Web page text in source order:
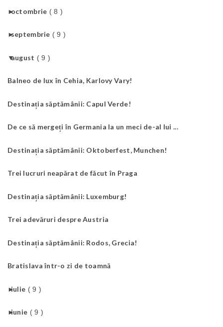
►
octombrie ( 8 )
►
septembrie ( 9 )
▼
august ( 9 )
Balneo de lux în Cehia, Karlovy Vary!
Destinația săptămânii: Capul Verde!
De ce să mergeți în Germania la un meci de-al lui ...
Destinația săptămânii: Oktoberfest, Munchen!
Trei lucruri neapărat de făcut în Praga
Destinația săptămânii: Luxemburg!
Trei adevăruri despre Austria
Destinația săptămânii: Rodos, Grecia!
Bratislava într-o zi de toamnă
►
iulie ( 9 )
►
iunie ( 9 )